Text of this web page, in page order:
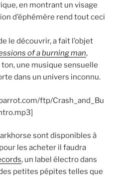
en montrant un visage
d’éphémère rend tout ceci
le découvrir, a fait l’objet
of a burning man,
une musique sensuelle
dans un univers inconnu.
ftp/Crash_and_Bu
sont disponibles à
les acheter il faudra
, un label électro dans
petites pépites telles que